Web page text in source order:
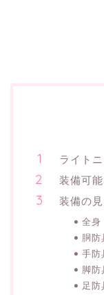
ライト
装備可
装備の
全身
胴防
手防
脚防
足